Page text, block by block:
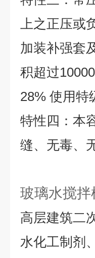
上之正压或
加装补强套
积超过
28% 使用特
特性四：本
缝、无毒、
玻璃水搅拌
高层建筑二
水化工制剂